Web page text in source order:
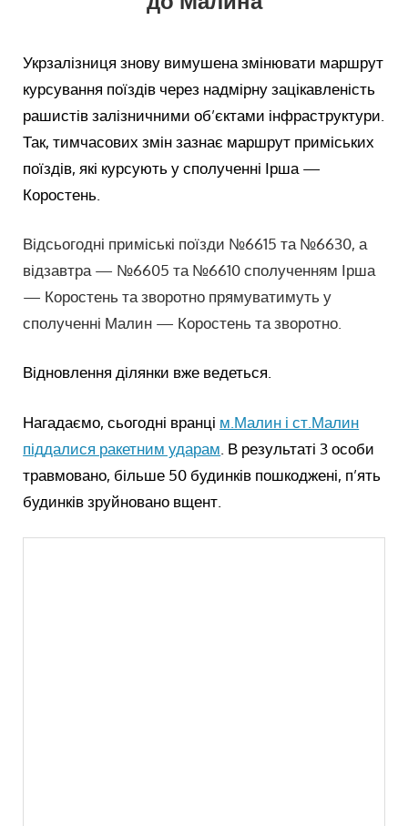
Укрзалізниця знову вимушена змінювати маршрут
курсування поїздів через надмірну зацікавленість
рашистів залізничними об’єктами інфраструктури.
Так, тимчасових змін зазнає маршрут приміських
поїздів, які курсують у сполученні Ірша —
Коростень.
Відсьогодні приміські поїзди №6615 та №6630, а
відзавтра — №6605 та №6610 сполученням Ірша
— Коростень та зворотно прямуватимуть у
сполученні Малин — Коростень та зворотно.
Відновлення ділянки вже ведеться.
Нагадаємо, сьогодні вранці м.Малин і ст.Малин
піддалися ракетним ударам . В результаті 3 особи
травмовано, більше 50 будинків пошкоджені, п’ять
будинків зруйновано вщент.